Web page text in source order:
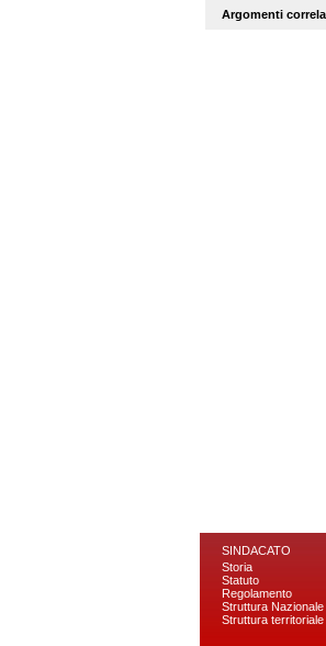
Argomenti
SINDACATO
Storia
Statuto
Regolamento
Struttura Nazionale
Struttura territoriale